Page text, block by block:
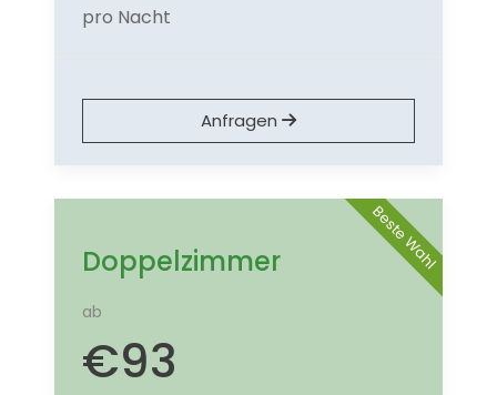
pro Nacht
Anfragen
Beste Wahl
Doppelzimmer
ab
€93